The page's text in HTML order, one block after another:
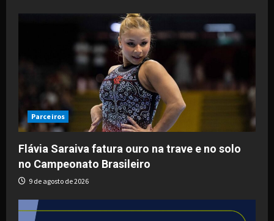
Parceiros
Flávia Saraiva fatura ouro na trave e no solo
no Campeonato Brasileiro
9 de agosto de 2026